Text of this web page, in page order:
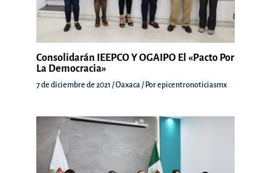
Consolidarán IEEPCO Y OGAIPO El «Pacto Por
La Democracia»
7 de diciembre de 2021 /Oaxaca / Porepicentronoticiasmx